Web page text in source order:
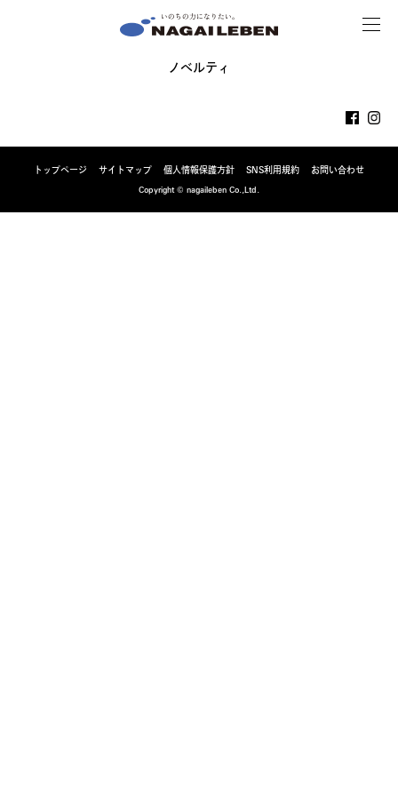
MENU
ノベルティ
トップページ サイトマップ 個人情報保護方針 SNS利用規約
お問い合わせ
Copyright © nagaileben Co.,Ltd.